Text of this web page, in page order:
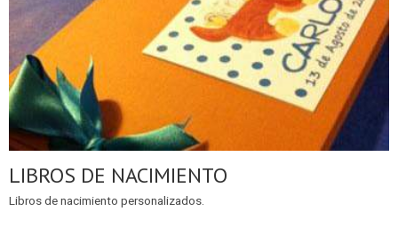
LIBROS DE NACIMIENTO
Libros de nacimiento personalizados.